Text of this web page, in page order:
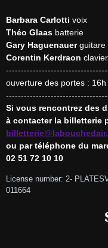
Barbara Carlotti
Théo Glaas
Gary Haguenauer
Corentin Kerdraon clavier
ouverture des portes : 16h
Si vous rencontrez des
ou par téléphone du
02 51 72 10 10
License number: 2-
011664